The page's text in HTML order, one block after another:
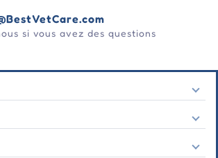
si vous avez des questions